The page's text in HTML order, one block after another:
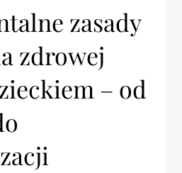
zasady
zdrowej
– od